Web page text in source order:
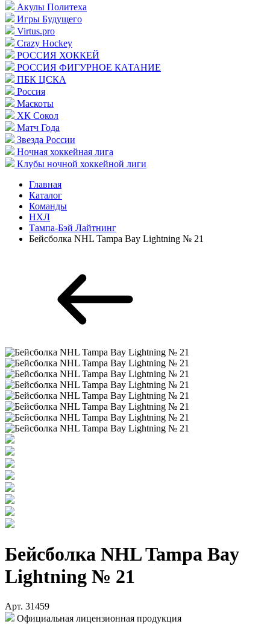
Акулы Политеха
Игры Будущего
Virtus.pro
Crazy Hockey
РОССИЯ ХОККЕЙ
РОССИЯ ФИГУРНОЕ КАТАНИЕ
ПБК ЦСКА
Россия
Маскоты
ХК Сокол
Матч Года
Звезда России
Ночная хоккейная лига
Клубы ночной хоккейной лиги
Главная
Каталог
Команды
НХЛ
Тампа-Бэй Лайтнинг
Бейсболка NHL Tampa Bay Lightning № 21
Бейсболка NHL Tampa Bay
Lightning № 21
Арт. 31459
Официальная лицензионная продукция